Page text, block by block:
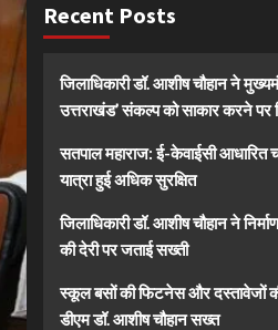
Recent Posts
जिलाधिकारी डॉ. आशीष चौहान ने
उत्तराखंड’ संकल्प को साकार करने पर
सतपाल महाराज: ई-केवाईसी आधारित
यात्रा हुई अधिक सुरक्षित
जिलाधिकारी डॉ. आशीष चौहान ने
की देरी पर जताई सख्ती
स्कूल बसों की फिटनेस और दस्तावेजों की
डीएम डॉ. आशीष चौहान सख्त